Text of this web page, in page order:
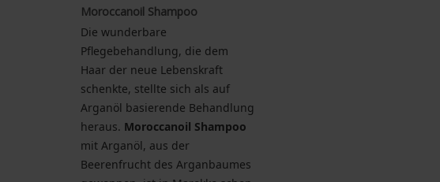
Moroccanoil Shampoo
Die wunderbare
Pflegebehandlung, die dem
Haar der neue Lebenskraft
schenkte, stellte sich als auf
Arganöl basierende Behandlung
heraus. Moroccanoil Shampoo
mit Arganöl, aus der
Beerenfrucht des Arganbaumes